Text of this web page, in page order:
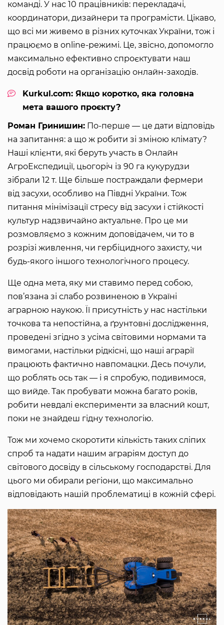
команді. У нас 10 працівників: перекладачі,
координатори, дизайнери та програмісти. Цікаво,
що всі ми живемо в різних куточках України, тож і
працюємо в online-режимі. Це, звісно, допомогло
максимально ефективно спроєктувати наш
досвід роботи на організацію онлайн-заходів.
Kurkul.com: Якщо коротко, яка головна
мета вашого проєкту?
Роман Гринишин: По-перше — це дати відповідь
на запитання: а що ж робити зі зміною клімату?
Наші клієнти, які беруть участь в Онлайн
АгроЕкспедиції, цьогоріч із 90 га кукурудзи
зібрали 12 т. Ще більше постраждали фермери
від засухи, особливо на Півдні України. Тож
питання мінімізації стресу від засухи і стійкості
культур надзвичайно актуальне. Про це ми
розмовляємо з кожним доповідачем, чи то в
розрізі живлення, чи гербіцидного захисту, чи
будь-якого іншого технологічного процесу.
Ще одна мета, яку ми ставимо перед собою,
пов’язана зі слабо розвиненою в Україні
аграрною наукою. Її присутність у нас настільки
точкова та непостійна, а ґрунтовні дослідження,
проведені згідно з усіма світовими нормами та
вимогами, настільки рідкісні, що наші аграрії
працюють фактично навпомацки. Десь почули,
що роблять ось так — і я спробую, подивимося,
що вийде. Так пробувати можна багато років,
робити невдалі експерименти за власний кошт,
поки не знайдеш гідну технологію.
Тож ми хочемо скоротити кількість таких сліпих
спроб та надати нашим аграріям доступ до
світового досвіду в сільському господарстві. Для
цього ми обирали регіони, що максимально
відповідають нашій проблематиці в кожній сфері.